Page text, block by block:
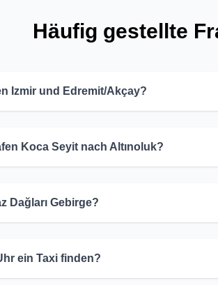
Häufig gestellte
Izmir und Edremit/Akçay?
Koca Seyit nach Altınoluk?
Dağları Gebirge?
ein Taxi finden?